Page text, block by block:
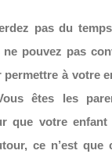
pas du
pouvez pas
à votre
êtes les
que votre enfant
ce n’est que